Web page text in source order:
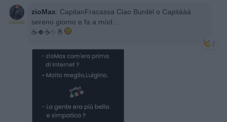
zioMax: CapitanFracassa Ciao Burdèl o Capitààà
sereno giorno e fa a mòd...
☕️🍀☕️✨️🤞
2